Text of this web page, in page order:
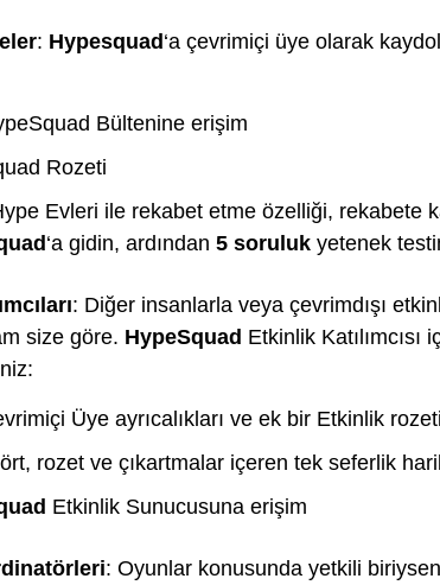
: Hypesquad ‘a çevrimiçi üye olarak
Bültenine erişim
Rozeti
Evleri ile rekabet etme özelliği, rekabete
‘a gidin, ardından 5 soruluk yetenek
: Diğer insanlarla veya çevrimdışı
size göre. HypeSquad Etkinlik Katılımcısı
Üye ayrıcalıkları ve ek bir Etkinlik rozeti
rozet ve çıkartmalar içeren tek seferlik
Etkinlik Sunucusuna erişim
: Oyunlar konusunda yetkili